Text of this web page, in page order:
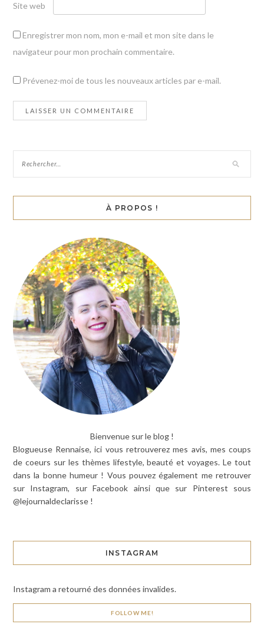
Site web
Enregistrer mon nom, mon e-mail et mon site dans le
navigateur pour mon prochain commentaire.
Prévenez-moi de tous les nouveaux articles par e-mail.
À PROPOS !
Bienvenue sur le blog !
Blogueuse Rennaise, ici vous retrouverez mes avis, mes coups
de coeurs sur les thèmes lifestyle, beauté et voyages. Le tout
dans la bonne humeur ! Vous pouvez également me retrouver
sur Instagram, sur Facebook ainsi que sur Pinterest sous
@lejournaldeclarisse !
INSTAGRAM
Instagram a retourné des données invalides.
FOLLOW ME!